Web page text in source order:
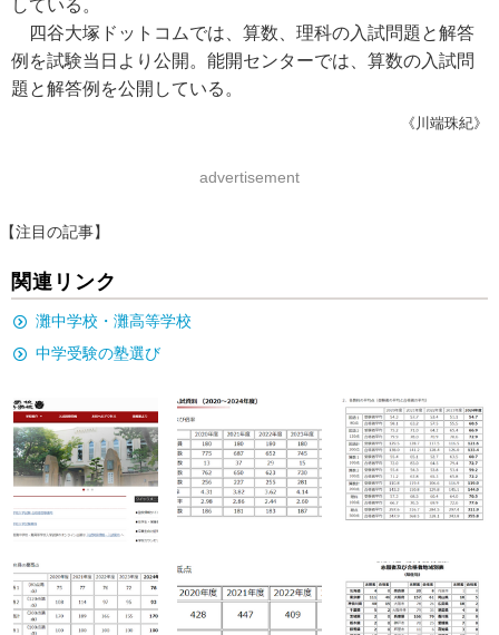
している。
四谷大塚ドットコムでは、算数、理科の入試問題と解答
例を試験当日より公開。能開センターでは、算数の入試問
題と解答例を公開している。
《川端珠紀》
advertisement
【注目の記事】
関連リンク
灘中学校・灘高等学校
中学受験の塾選び